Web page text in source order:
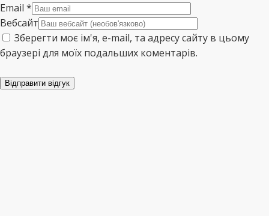
Email *
Вебсайт
Зберегти моє ім'я, e-mail, та адресу сайту в цьому
браузері для моїх подальших коментарів.
Відправити відгук